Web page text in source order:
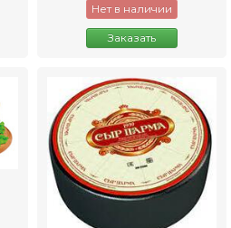
Нет в наличии
Заказать